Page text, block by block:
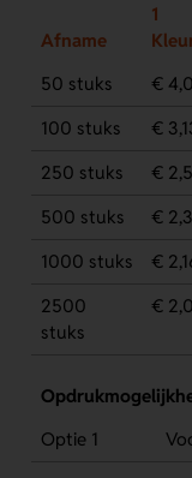
Afname
1
50 stuks
€
100 stuks
€
250 stuks
€
500 stuks
€
1000 stuks
€
2500
stuks
€
Optie 1